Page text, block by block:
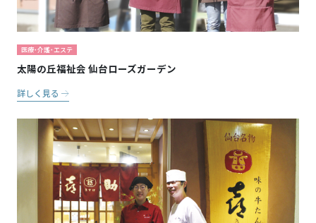
医療・介護・エステ
太陽の丘福祉会 仙台ローズガーデン
詳しく見る